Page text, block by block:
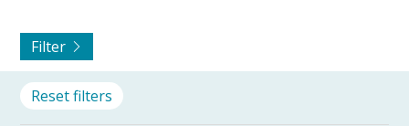
Filter
Reset filters